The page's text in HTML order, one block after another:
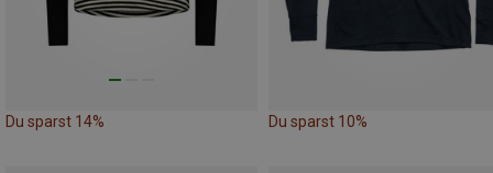
Du sparst 14% Du sparst 10%